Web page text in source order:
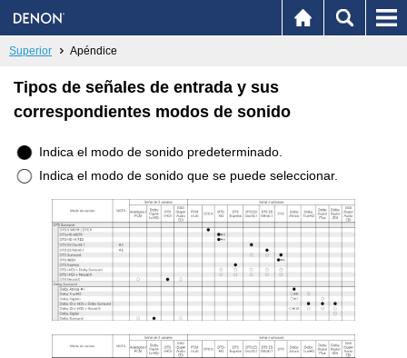
Superior Apéndice
Tipos de señales de entrada y sus
correspondientes modos de sonido
Indica el modo de sonido predeterminado.
Indica el modo de sonido que se puede seleccionar.